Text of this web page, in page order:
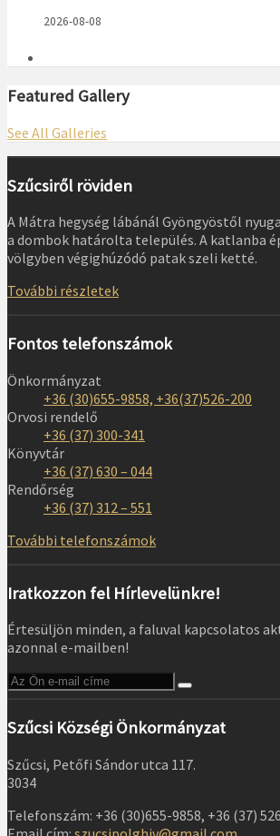
2026-08-08
Featured Gallery
See All Galleries
Szűcsiről röviden
A Mátra hegység lábánál Gyöngyöstől
a dombok határolta település. A katlanba
völgyben végighúzódó patak szeli ketté.
További részletek
Fontos telefonszámok
Önkormányzat
+36 (30)655-9858, +36(37)526-200
Orvosi rendelő
+36 (37) 300-341
Könyvtár
+36 (37) 630 – 044
Rendőrség
+36 (37) 312 – 551
További telefonszámok
Iratkozzon fel Hírlevelünkre!
Értesüljön minden, a faluval kapcsolatos
azonnal e-mailben!
Szűcsi Községi Önkormányzat
Szűcsi, Petőfi Sándor utca 117.
3034
Telefonszám: +36 (30)655-9858, +36 (37)